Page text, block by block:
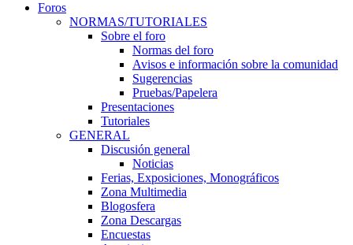
Foros
NORMAS/TUTORIALES
Sobre el foro
Normas del foro
Avisos e información sobre la comunidad
Sugerencias
Pruebas/Papelera
Presentaciones
Tutoriales
GENERAL
Discusión general
Noticias
Ferias, Exposiciones, Monográficos
Zona Multimedia
Blogosfera
Zona Descargas
Encuestas